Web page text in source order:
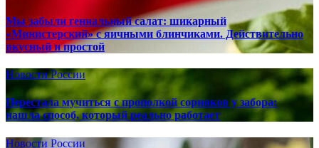
Мы забыли гениальный салат: шикарный
«Министерский» с яичными блинчиками. Действительно
вкусный и простой
Новости России
Перестала мучиться с прополкой сорняков у забора:
нашла способ, который реально работает
Новости России